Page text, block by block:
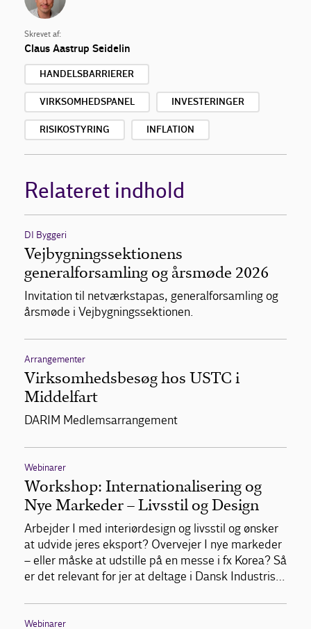
Skrevet af:
Claus Aastrup Seidelin
HANDELSBARRIERER
VIRKSOMHEDSPANEL INVESTERINGER
RISIKOSTYRING INFLATION
Relateret indhold
DI Byggeri
Vejbygningssektionens
generalforsamling og årsmøde 2026
Invitation til netværkstapas, generalforsamling og
årsmøde i Vejbygningssektionen.
Arrangementer
Virksomhedsbesøg hos USTC i
Middelfart
DARIM Medlemsarrangement
Webinarer
Workshop: Internationalisering og
Nye Markeder – Livsstil og Design
Arbejder I med interiørdesign og livsstil og ønsker
at udvide jeres eksport? Overvejer I nye markeder
– eller måske at udstille på en messe i fx Korea? Så
er det relevant for jer at deltage i Dansk Industris…
Webinarer